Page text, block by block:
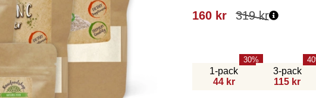
319kr
160 kr
1-pack
44 kr
30
3-pack
115 kr
40